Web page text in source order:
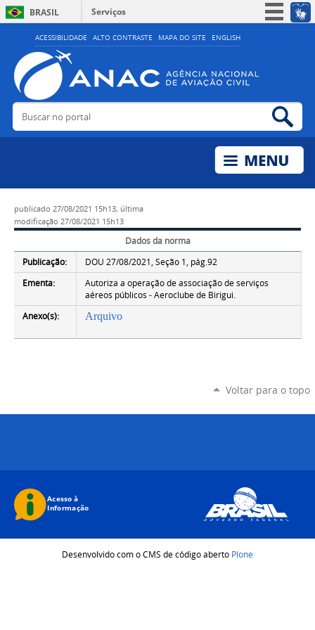
ACESSIBILIDADE ALTO CONTRASTE MAPA DO SITE ENGLISH
BRASIL
Serviços
Simplifique!
Acesso à informação
Legislação
Buscar no portal
publicado 27/08/2021 15h13, última
modificação 27/08/2021 15h13
Dados da norma
Publicação:
DOU 27/08/2021, Seção 1, pág.92
Ementa:
Autoriza a operação de associação de serviços
aéreos públicos - Aeroclube de Birigui.
Anexo(s):
Arquivo
Voltar para o topo
Desenvolvido com o CMS de código aberto Plone